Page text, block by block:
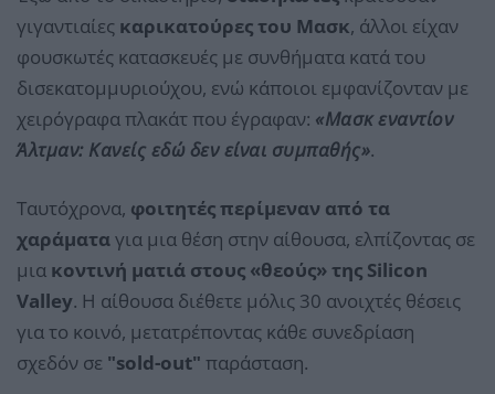
γιγαντιαίες καρικατούρες του Μασκ, άλλοι είχαν
φουσκωτές κατασκευές με συνθήματα κατά του
δισεκατομμυριούχου, ενώ κάποιοι εμφανίζονταν με
χειρόγραφα πλακάτ που έγραφαν: «Μασκ εναντίον
Άλτμαν: Κανείς εδώ δεν είναι συμπαθής».
Ταυτόχρονα, φοιτητές περίμεναν από τα
χαράματαγια μια θέση στην αίθουσα, ελπίζοντας σε
μια κοντινή ματιά στους «θεούς» της Silicon
Valley. Η αίθουσα διέθετε μόλις 30 ανοιχτές θέσεις
για το κοινό, μετατρέποντας κάθε συνεδρίαση
σχεδόν σε "sold-out" παράσταση.